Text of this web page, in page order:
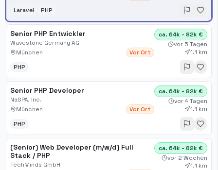
Laravel
PHP
Senior PHP Entwickler
Wavestone Germany AG
München
Vor Ort
ca. 64k - 82k €
vor 5 Tagen
1.1 km
PHP
Senior PHP Developer
NaSPA, Inc.
München
Vor Ort
ca. 64k - 82k €
vor 4 Tagen
1.1 km
PHP
(Senior) Web Developer (m/w/d) Full
Stack / PHP
TechMinds GmbH
ca. 64k - 82k €
vor 2 Wochen
1.1 km